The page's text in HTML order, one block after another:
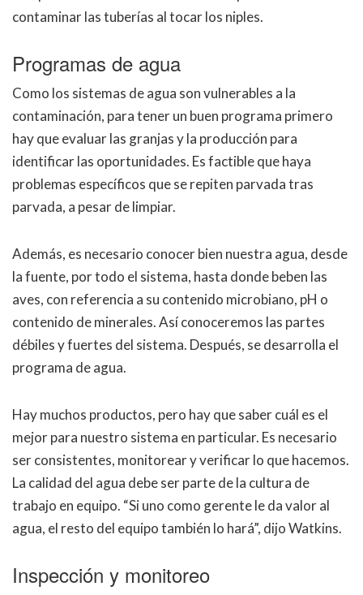
contaminar las tuberías al tocar los niples.
Programas de agua
Como los sistemas de agua son vulnerables a la
contaminación, para tener un buen programa primero
hay que evaluar las granjas y la producción para
identificar las oportunidades. Es factible que haya
problemas específicos que se repiten parvada tras
parvada, a pesar de limpiar.
Además, es necesario conocer bien nuestra agua, desde
la fuente, por todo el sistema, hasta donde beben las
aves, con referencia a su contenido microbiano, pH o
contenido de minerales. Así conoceremos las partes
débiles y fuertes del sistema. Después, se desarrolla el
programa de agua.
Hay muchos productos, pero hay que saber cuál es el
mejor para nuestro sistema en particular. Es necesario
ser consistentes, monitorear y verificar lo que hacemos.
La calidad del agua debe ser parte de la cultura de
trabajo en equipo. “Si uno como gerente le da valor al
agua, el resto del equipo también lo hará”, dijo Watkins.
Inspección y monitoreo